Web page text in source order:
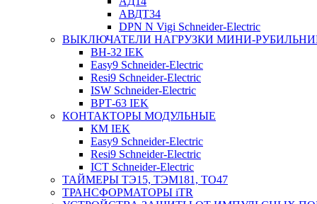
АВДТ34
DPN N Vigi Schneider-Electric
ВЫКЛЮЧАТЕЛИ НАГРУЗКИ МИНИ-
ВН-32 IEK
Easy9 Schneider-Electric
Resi9 Schneider-Electric
ISW Schneider-Electric
ВРТ-63 IEK
КОНТАКТОРЫ МОДУЛЬНЫЕ
КМ IEK
Easy9 Schneider-Electric
Resi9 Schneider-Electric
ICT Schneider-Electric
ТАЙМЕРЫ ТЭ15, ТЭМ181, ТО47
ТРАНСФОРМАТОРЫ iTR